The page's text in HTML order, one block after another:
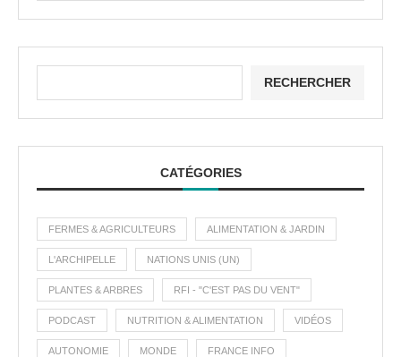
RECHERCHER
CATÉGORIES
FERMES & AGRICULTEURS ALIMENTATION & JARDIN
L'ARCHIPELLE NATIONS UNIS (UN)
PLANTES & ARBRES RFI - "C'EST PAS DU VENT"
PODCAST NUTRITION & ALIMENTATION VIDÉOS
AUTONOMIE MONDE FRANCE INFO